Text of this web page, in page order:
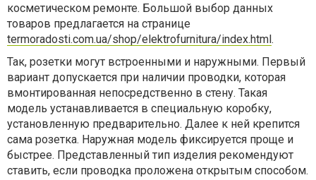
косметическом ремонте. Большой выбор данных
товаров предлагается на странице
termoradosti.com.ua/shop/elektrofurnitura/index.html.
Так, розетки могут встроенными и наружными. Первый
вариант допускается при наличии проводки, которая
вмонтированная непосредственно в стену. Такая
модель устанавливается в специальную коробку,
установленную предварительно. Далее к ней крепится
сама розетка. Наружная модель фиксируется проще и
быстрее. Представленный тип изделия рекомендуют
ставить, если проводка проложена открытым способом.